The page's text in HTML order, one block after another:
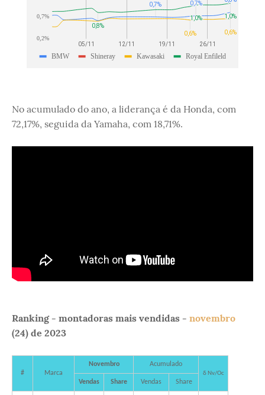
No acumulado do ano, a liderança é da Honda, com
72,17%, seguida da Yamaha, com 18,71%.
Ranking - montadoras mais vendidas - novembro
(24) de 2023
# Marca
Novembro Acumulado
δ Nv/Oc
Vendas Share Vendas Share